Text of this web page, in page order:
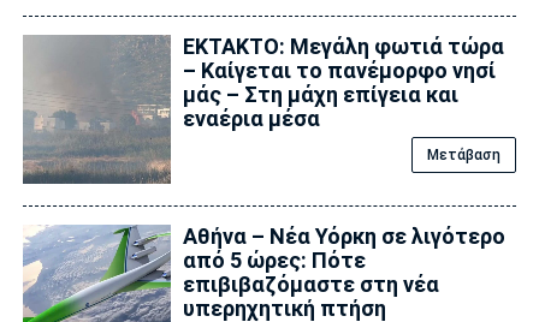
ΕΚΤΑΚΤΟ: Μεγάλη φωτιά τώρα
– Καίγεται το πανέμορφο νησί
μάς – Στη μάχη επίγεια και
εναέρια μέσα
Μετάβαση
Αθήνα – Νέα Υόρκη σε λιγότερο
από 5 ώρες: Πότε
επιβιβαζόμαστε στη νέα
υπερηχητική πτήση